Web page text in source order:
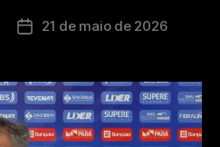
21 de maio de 2026